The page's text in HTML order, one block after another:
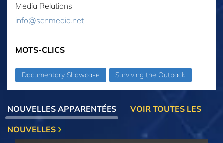
Media Relations
info@scnmedia.net
MOTS-CLICS
Documentary Showcase Surviving the Outback
NOUVELLES APPARENTÉES VOIR TOUTES LES
NOUVELLES